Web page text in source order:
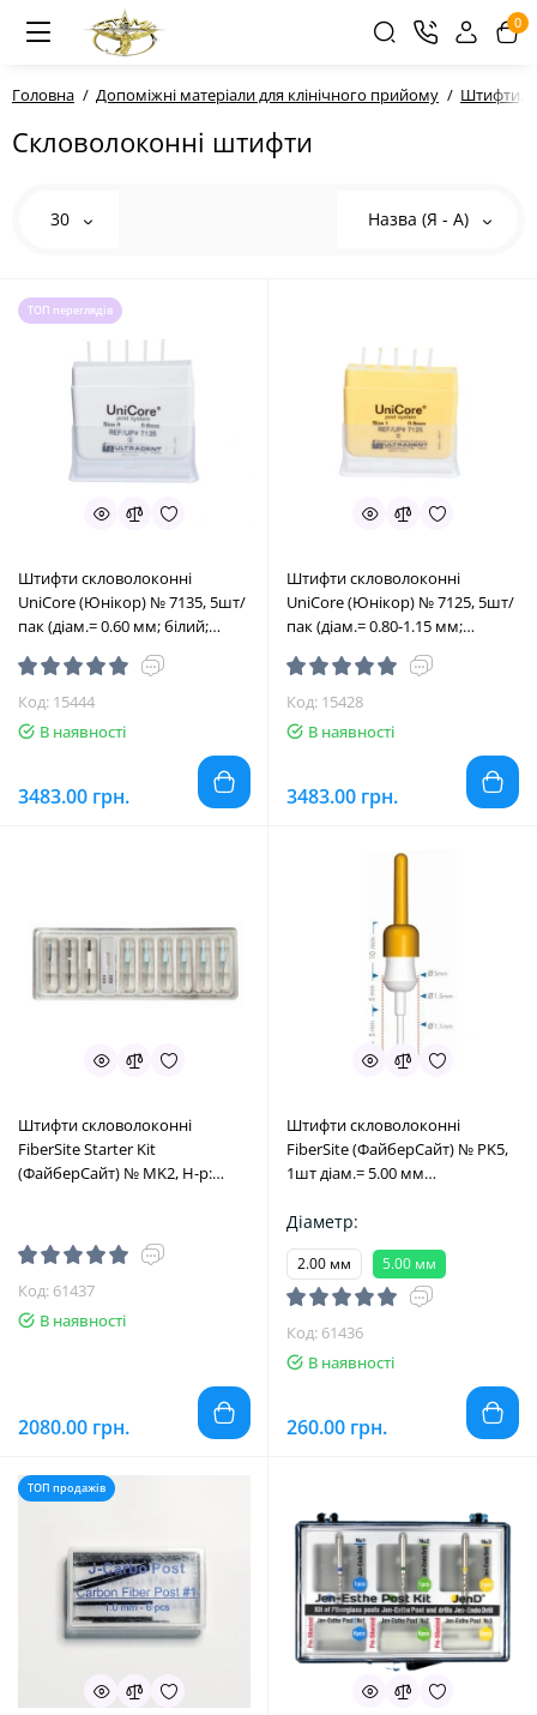
0
Головна Допоміжні матеріали для клінічного прийому Штифти,
Скловолоконні штифти
30 Назва (Я - А)
ТОП переглядів
Штифти скловолоконні
UniCore (Юнікор) № 7135, 5шт/
пак (діам.= 0.60 мм; білий;
розм.= # 0) (Ultradent/
Ультрадент)
Код: 15444
В наявності
3483.00 грн.
Штифти скловолоконні
UniCore (Юнікор) № 7125, 5шт/
пак (діам.= 0.80-1.15 мм;
жовтий; розм.= 1) (Ultradent/
Ультрадент)
Код: 15428
В наявності
3483.00 грн.
Штифти скловолоконні
FiberSite Starter Kit
(ФайберСайт) № MK2, Н-р:
(Megadental/Меґадентал)
Код: 61437
В наявності
2080.00 грн.
Штифти скловолоконні
FiberSite (ФайберСайт) № PK5,
1шт діам.= 5.00 мм
Діаметр:
2.00 мм 5.00 мм
Код: 61436
В наявності
260.00 грн.
ТОП продажів